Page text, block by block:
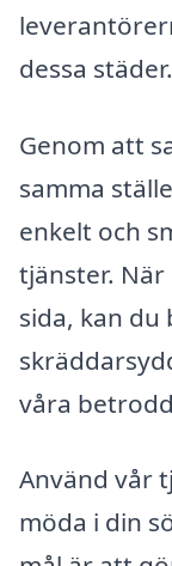
dessa städer.
Genom att
samma
enkelt och
tjänster.
sida, kan du
våra
Använd vår
möda i din